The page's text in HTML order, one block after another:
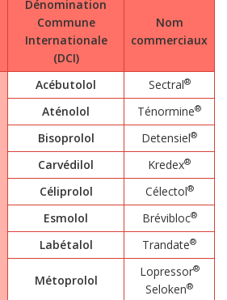
Dénomination
Commune
Internationale
(DCI)
Nom
commerciaux
Acébutolol Sectral®
Aténolol Ténormine®
Bisoprolol Detensiel®
Carvédilol Kredex®
Céliprolol Célectol®
Esmolol Brévibloc®
Labétalol Trandate®
Métoprolol
Lopressor®
Seloken®